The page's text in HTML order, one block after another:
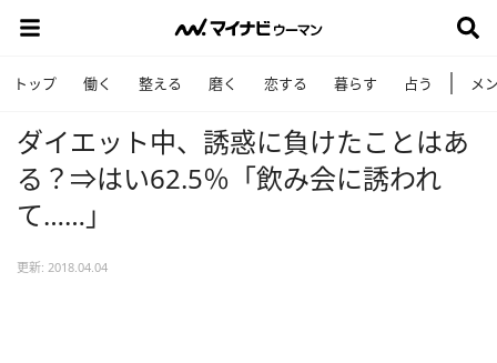
トップ 働く 整える 磨く 恋する 暮らす 占う メ
ダイエット中、誘惑に負けたことはあ
る？⇒はい62.5％「飲み会に誘われ
て……」
更新: 2018.04.04